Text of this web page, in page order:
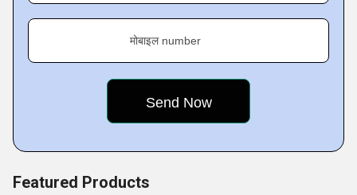
मोबाइल number
Featured Products